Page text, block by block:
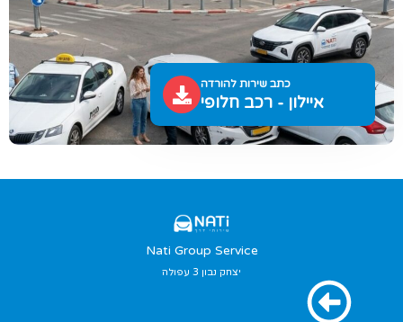
כתב שירות להורדה
איילון - רכב חלופי
Nati Group Service
יצחק נבון 3 עפולה